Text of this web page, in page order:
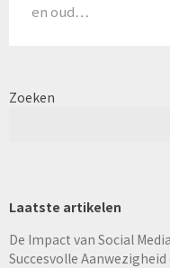
en oud…
Zoeken
Laatste artikelen
De Impact van Social
Succesvolle